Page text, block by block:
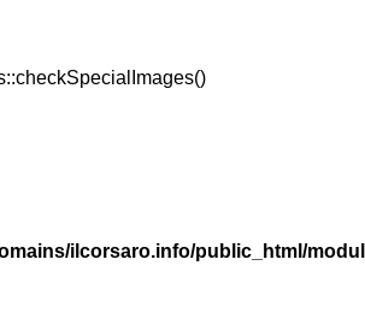
ilcorsaro.info/public_html/